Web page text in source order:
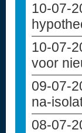
10-07-
10-07-
voor
09-07-
na-
08-07-